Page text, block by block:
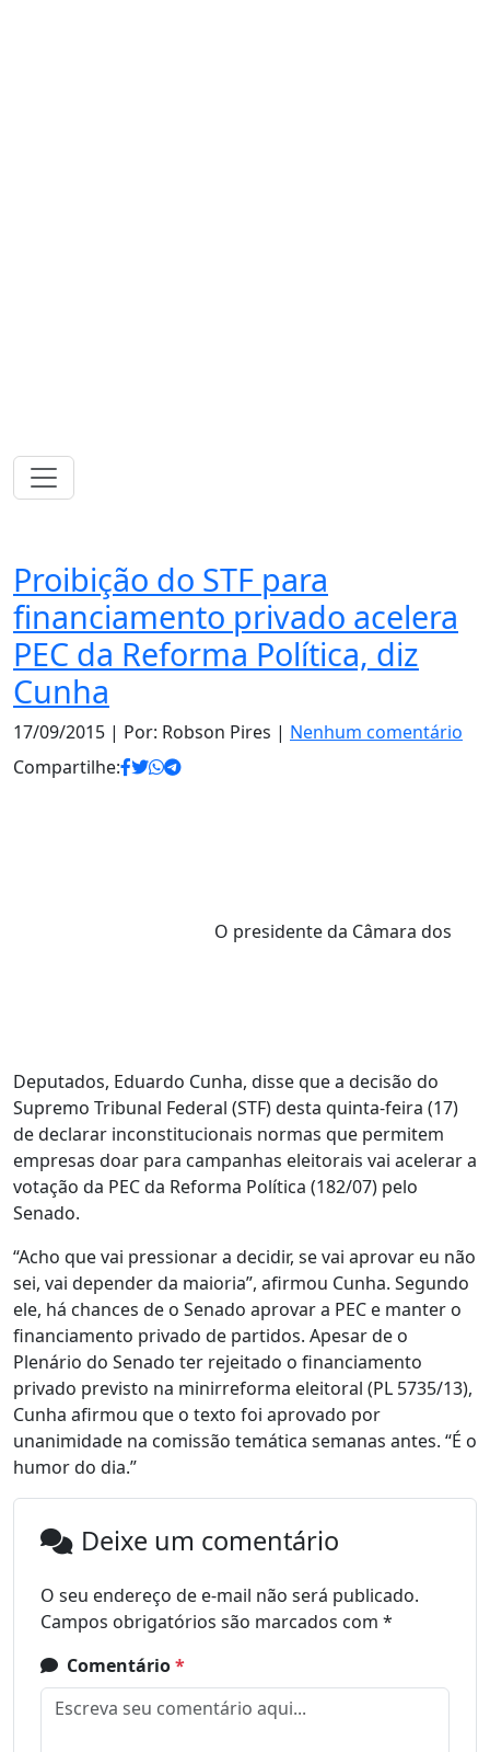
Proibição do STF para
financiamento privado acelera
PEC da Reforma Política, diz
Cunha
17/09/2015 | Por: Robson Pires | Nenhum comentário
Compartilhe:
O presidente da Câmara dos
Deputados, Eduardo Cunha, disse que a decisão do
Supremo Tribunal Federal (STF) desta quinta-feira (17)
de declarar inconstitucionais normas que permitem
empresas doar para campanhas eleitorais vai acelerar a
votação da PEC da Reforma Política (182/07) pelo
Senado.
“Acho que vai pressionar a decidir, se vai aprovar eu não
sei, vai depender da maioria”, afirmou Cunha. Segundo
ele, há chances de o Senado aprovar a PEC e manter o
financiamento privado de partidos. Apesar de o
Plenário do Senado ter rejeitado o financiamento
privado previsto na minirreforma eleitoral (PL 5735/13),
Cunha afirmou que o texto foi aprovado por
unanimidade na comissão temática semanas antes. “É o
humor do dia.”
Deixe um comentário
O seu endereço de e-mail não será publicado.
Campos obrigatórios são marcados com *
Comentário*